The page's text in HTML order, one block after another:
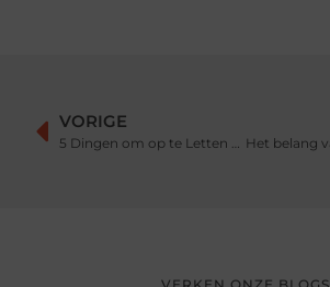
VORIGE
5 Dingen om op te Letten bij het Kiezen van een Klusjesman in Utrecht